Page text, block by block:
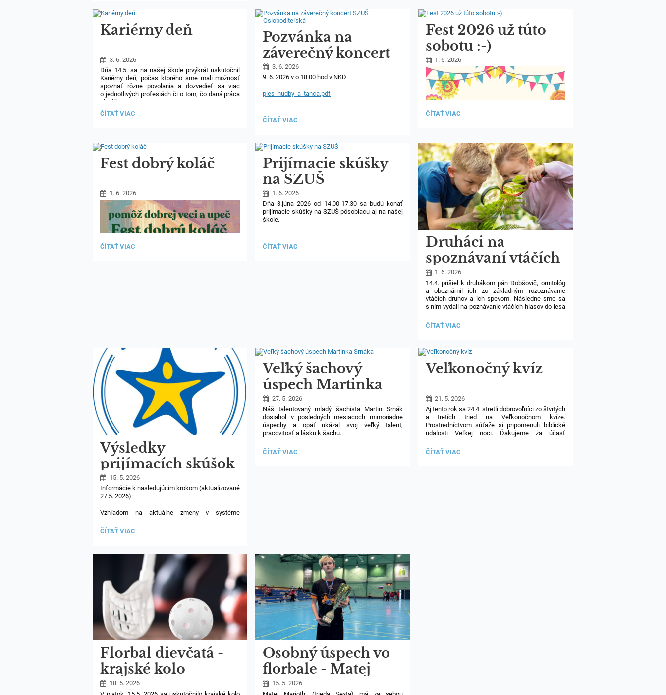
Kariérny deň
3. 6. 2026
Dňa 14.5. sa na našej škole prvýkrát uskutočnil
Kariérny deň, počas ktorého sme mali možnosť
spoznať rôzne povolania a dozvedieť sa viac
o jednotlivých profesiách či o tom, čo daná práca
obnáša.
KARIÉRNY
ČÍTAŤ VIAC
Pozvánka na
záverečný koncert
SZUŠ
Osloboditeľská
3. 6. 2026
9. 6. 2026 v o 18:00 hod v NKD
ples_hudby_a_tanca.pdf
POZVÁNKA
SZUŠ
OSLOBODITEĽSKÁ:
ČÍTAŤ VIAC
Fest 2026 už túto
sobotu :-)
1. 6. 2026
FEST
SOBOTU
:-):
ČÍTAŤ VIAC
Fest dobrý koláč
1. 6. 2026
FEST
ČÍTAŤ VIAC
Prijímacie skúšky
na SZUŠ
1. 6. 2026
Dňa 3.júna 2026 od 14.00-17.30 sa budú konať
prijímacie skúšky na SZUŠ pôsobiacu aj na našej
škole.
PRIJÍMACIE
ČÍTAŤ VIAC
Druháci na
spoznávaní vtáčích
hlasov
1. 6. 2026
14.4. prišiel k druhákom pán Dobšovič, ornitológ
a oboznámil ich zo základným rozoznávanie
vtáčích druhov a ich spevom. Následne sme sa
s ním vydali na poznávanie vtáčích hlasov do lesa
DRUHÁCI
VTÁČÍCH
HLASOV:
ČÍTAŤ VIAC
Výsledky
prijímacích skúšok
na osemročné
gymnázium
15. 5. 2026
Informácie k nasledujúcim krokom (aktualizované
27.5. 2026):
Vzhľadom na aktuálne zmeny v systéme
dochádza k posunu generovania výsledkov
Rozhodnutia o prijatí alebo neprijatí budú vydané
po oficiálnom vyhodnotení centrálneho systému
(„automatu“), ktorý na základe poradia
uchádzačov a ich preferencií určí výsledok
prijatia.
VÝSLEDKY
NA
ČÍTAŤ VIAC
Veľký šachový
úspech Martinka
Srnáka
27. 5. 2026
Náš talentovaný mladý šachista Martin Srnák
dosiahol v posledných mesiacoch mimoriadne
úspechy a opäť ukázal svoj veľký talent,
pracovitosť a lásku k šachu.
V dňoch 10. – 17. apríla sa zúčastnil Majstrovstiev
VEĽKÝ
ČÍTAŤ VIAC
Veľkonočný kvíz
21. 5. 2026
Aj tento rok sa 24.4. stretli dobrovoľníci zo štvrtých
a tretích tried na Veľkonočnom kvíze.
Prostredníctvom súťaže si pripomenuli biblické
udalosti Veľkej noci. Ďakujeme za účasť
a víťazom gratulujeme!
VEĽKONOČNÝ
ČÍTAŤ VIAC
Florbal dievčatá -
krajské kolo
18. 5. 2026
Osobný úspech vo
florbale - Matej
Marioth
15. 5. 2026